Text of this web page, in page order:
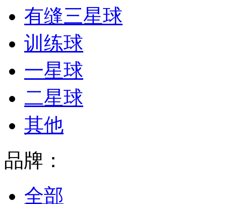
有缝三星球
训练球
一星球
二星球
其他
品牌：
全部